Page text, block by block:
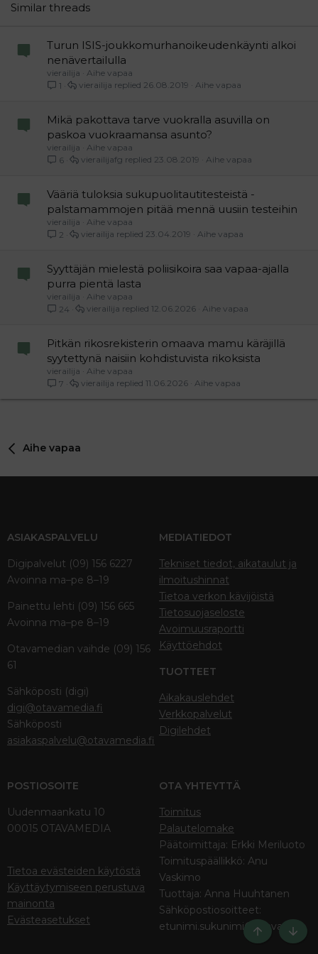
26
Similar threads
Turun ISIS-joukkomurhanoikeudenkäynti alkoi
nenävertailulla
vierailija
Aihe vapaa
1
Aihe vapaa
26.08.2019
vierailija
Mikä pakottava tarve vuokralla asuvilla on
paskoa vuokraamansa asunto?
vierailija
Aihe vapaa
6
Aihe vapaa
23.08.2019
vierailijafg
Vääriä tuloksia sukupuolitautitesteistä -
palstamammojen pitää mennä uusiin testeihin
vierailija
Aihe vapaa
2
Aihe vapaa
23.04.2019
vierailija
Syyttäjän mielestä poliisikoira saa vapaa-ajalla
purra pientä lasta
vierailija
Aihe vapaa
24
Aihe vapaa
12.06.2026
vierailija
Pitkän rikosrekisterin omaava mamu käräjillä
syytettynä naisiin kohdistuvista rikoksista
vierailija
Aihe vapaa
7
Aihe vapaa
11.06.2026
vierailija
Aihe vapaa
ASIAKASPALVELU
Digipalvelut (09) 156 6227
Avoinna ma–pe 8–19
Painettu lehti (09) 156 665
Avoinna ma–pe 8–19
Otavamedian vaihde (09) 156
61
Sähköposti (digi)
digi@otavamedia.fi
Sähköposti
asiakaspalvelu@otavamedia.fi
MEDIATIEDOT
Tekniset tiedot, aikataulut ja
ilmoitushinnat
Tietoa verkon kävijöistä
Tietosuojaseloste
Avoimuusraportti
Käyttöehdot
TUOTTEET
Aikakauslehdet
Verkkopalvelut
Digilehdet
POSTIOSOITE
Uudenmaankatu 10
00015 OTAVAMEDIA
Tietoa evästeiden käytöstä
Käyttäytymiseen perustuva
mainonta
Evästeasetukset
OTA YHTEYTTÄ
Toimitus
Palautelomake
Päätoimittaja: Erkki Meriluoto
Toimituspäällikkö: Anu
Vaskimo
Tuottaja: Anna Huuhtanen
Sähköpostiosoitteet:
etunimi.sukunimi@otava.fi
Ylös